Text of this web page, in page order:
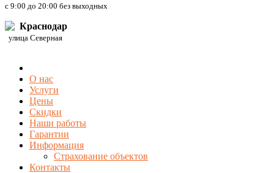
c 9:00 до 20:00 без выходных
Краснодар
улица Северная
О нас
Услуги
Цены
Скидки
Наши работы
Гарантии
Информация
Страхование объектов
Контакты